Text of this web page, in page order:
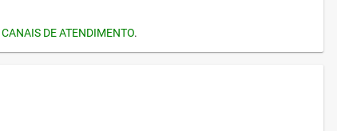
CANAIS DE ATENDIMENTO.